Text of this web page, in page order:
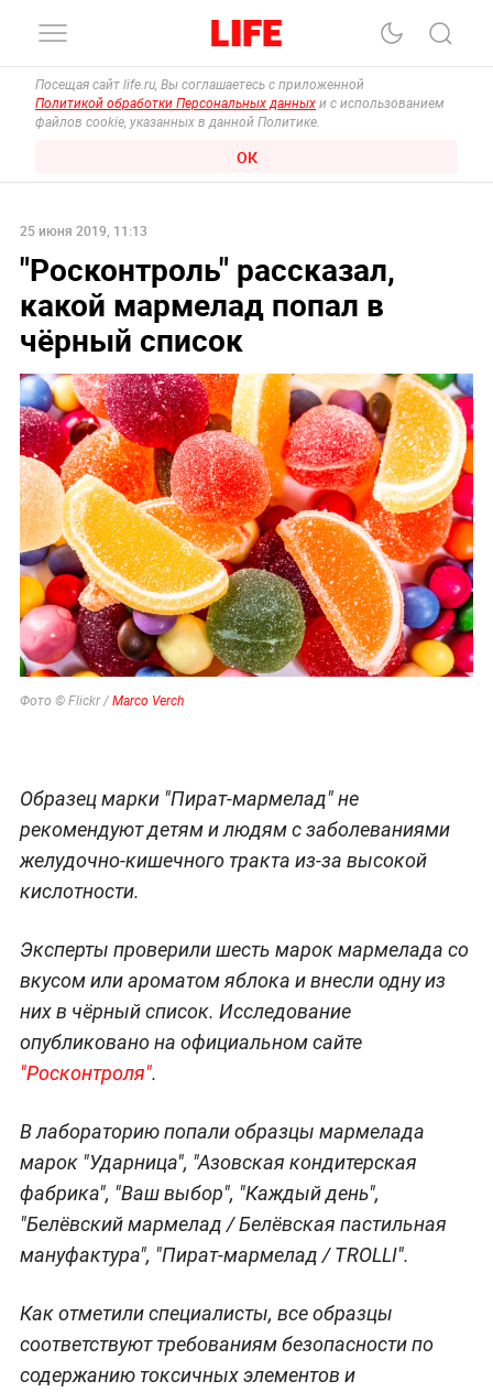
Посещая сайт life.ru, Вы соглашаетесь с приложенной
Политикой обработки Персональных данных и с использованием
файлов cookie, указанных в данной Политике.
ОК
25 июня 2019, 11:13
"Росконтроль" рассказал,
какой мармелад попал в
чёрный список
Фото © Flickr / Marco Verch
Образец марки "Пират-мармелад" не
рекомендуют детям и людям с заболеваниями
желудочно-кишечного тракта из-за высокой
кислотности.
Эксперты проверили шесть марок мармелада со
вкусом или ароматом яблока и внесли одну из
них в чёрный список. Исследование
опубликовано на официальном сайте
"Росконтроля".
В лабораторию попали образцы мармелада
марок "Ударница", "Азовская кондитерская
фабрика", "Ваш выбор", "Каждый день",
"Белёвский мармелад / Белёвская пастильная
мануфактура", "Пират-мармелад / TROLLI".
Как отметили специалисты, все образцы
соответствуют требованиям безопасности по
содержанию токсичных элементов и